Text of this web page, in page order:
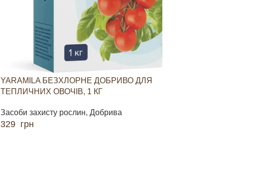
YARAMILA БЕЗХЛОРНЕ ДОБРИВО ДЛЯ
ТЕПЛИЧНИХ ОВОЧІВ, 1 КГ
Засоби захисту рослин, Добрива
329 грн